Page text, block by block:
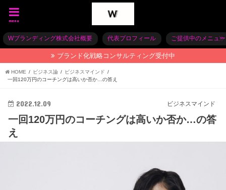
menu
Wブランディング株式会社概要 代表プロフィール ご提供中のメニュー
ブランド化戦略コンサルティング受付中
HOME ビジネス論
ビジネスマインド
一回120万円のコーチングは高いか否か…の答え
ビジネスマインド
2022.12.09
一回120万円のコーチングは高いか否か…の答
え